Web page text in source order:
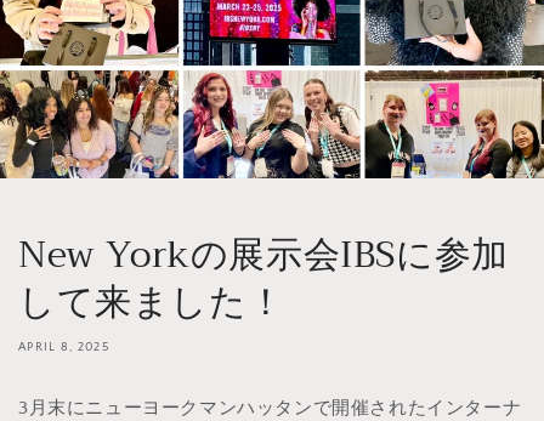
New Yorkの展示会IBSに参加
して来ました！
APRIL 8, 2025
3月末にニューヨークマンハッタンで開催されたインターナ